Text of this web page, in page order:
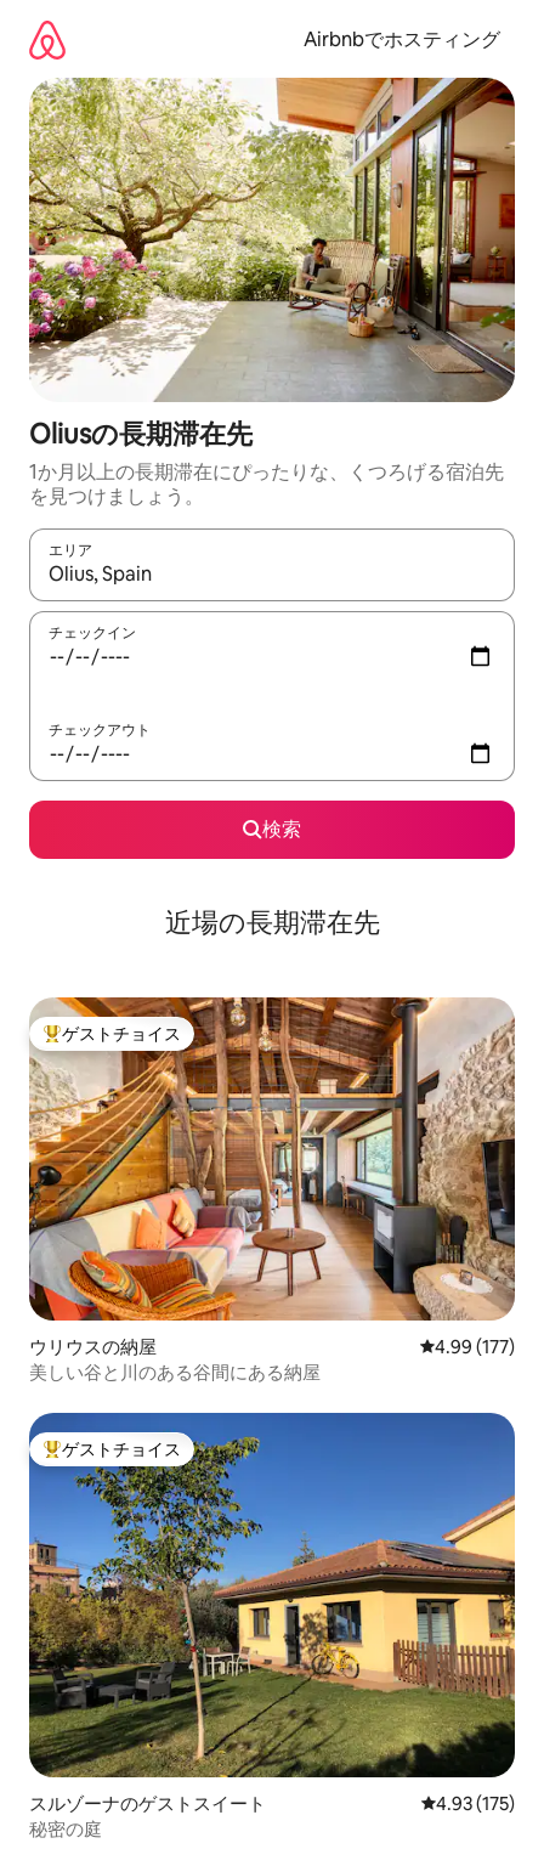
Airbnbでホスティング
Oliusの長期滞在先
1か月以上の長期滞在にぴったりな、くつろげる宿泊先
を見つけましょう。
エリア
検索結果が表示されたら、上下の矢印キーを使って移動するか
チェックイン
チェックアウト
検索
近場の長期滞在先
大好評のゲストチョイスです。
ゲストチョイス
ウリウスの納屋 レビュー177
4.99 (177)
美しい谷と川のある谷間にある納屋
大好評のゲストチョイスです。
ゲストチョイス
スルゾーナのゲストスイート レビュー175
4.93 (175)
秘密の庭